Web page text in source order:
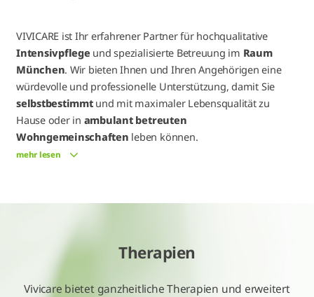
VIVICARE ist Ihr erfahrener Partner für hochqualitative
Intensivpflege und spezialisierte Betreuung im Raum
München. Wir bieten Ihnen und Ihren Angehörigen eine
würdevolle und professionelle Unterstützung, damit Sie
selbstbestimmtund mit maximaler Lebensqualität zu
Hause oder in ambulant betreuten
Wohngemeinschaften leben können.
mehr lesen
Therapien
Vivicare bietet ganzheitliche Therapien und erweitert